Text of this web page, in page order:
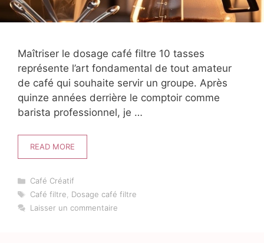
Maîtriser le dosage café filtre 10 tasses
représente l’art fondamental de tout amateur
de café qui souhaite servir un groupe. Après
quinze années derrière le comptoir comme
barista professionnel, je …
READ MORE
Catégories
Café Créatif
Étiquettes
Café filtre, Dosage café filtre
Laisser un commentaire